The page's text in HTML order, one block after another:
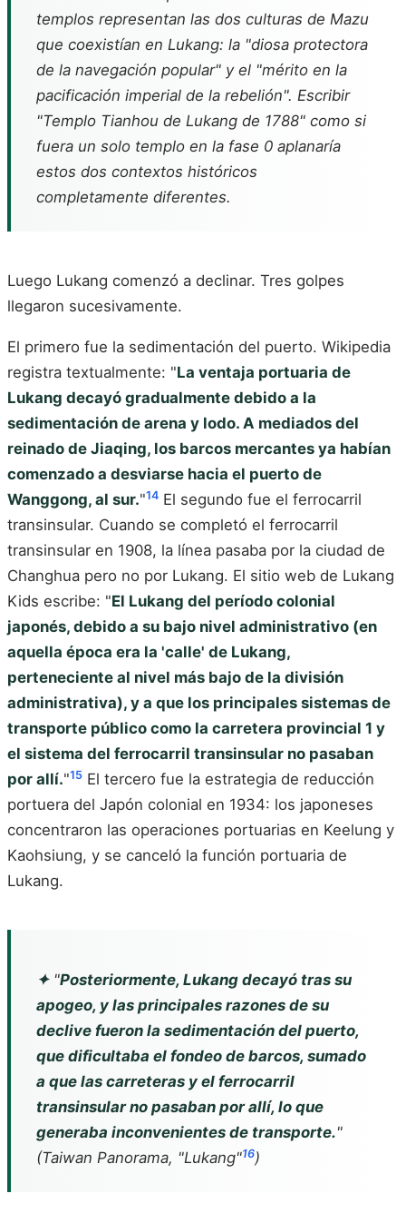
templos representan las dos culturas de Mazu
que coexistían en Lukang: la "diosa protectora
de la navegación popular" y el "mérito en la
pacificación imperial de la rebelión". Escribir
"Templo Tianhou de Lukang de 1788" como si
fuera un solo templo en la fase 0 aplanaría
estos dos contextos históricos
completamente diferentes.
Luego Lukang comenzó a declinar. Tres golpes
llegaron sucesivamente.
El primero fue la sedimentación del puerto. Wikipedia
registra textualmente: "La ventaja portuaria de
Lukang decayó gradualmente debido a la
sedimentación de arena y lodo. A mediados del
reinado de Jiaqing, los barcos mercantes ya habían
comenzado a desviarse hacia el puerto de
Wanggong, al sur."14 El segundo fue el ferrocarril
transinsular. Cuando se completó el ferrocarril
transinsular en 1908, la línea pasaba por la ciudad de
Changhua pero no por Lukang. El sitio web de Lukang
Kids escribe: "El Lukang del período colonial
japonés, debido a su bajo nivel administrativo (en
aquella época era la 'calle' de Lukang,
perteneciente al nivel más bajo de la división
administrativa), y a que los principales sistemas de
transporte público como la carretera provincial 1 y
el sistema del ferrocarril transinsular no pasaban
por allí."15 El tercero fue la estrategia de reducción
portuera del Japón colonial en 1934: los japoneses
concentraron las operaciones portuarias en Keelung y
Kaohsiung, y se canceló la función portuaria de
Lukang.
✦"Posteriormente, Lukang decayó tras su
apogeo, y las principales razones de su
declive fueron la sedimentación del puerto,
que dificultaba el fondeo de barcos, sumado
a que las carreteras y el ferrocarril
transinsular no pasaban por allí, lo que
generaba inconvenientes de transporte."
(Taiwan Panorama, "Lukang"16)